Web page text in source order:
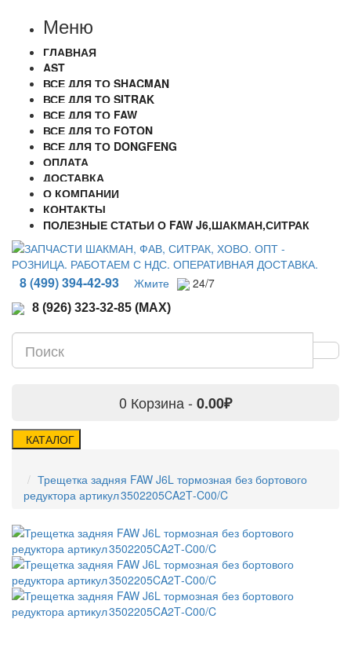
Меню
ГЛАВНАЯ
AST
ВСЕ ДЛЯ ТО SHACMAN
ВСЕ ДЛЯ ТО SITRAK
ВСЕ ДЛЯ ТО FAW
ВСЕ ДЛЯ ТО FOTON
ВСЕ ДЛЯ ТО DONGFENG
ОПЛАТА
ДОСТАВКА
О КОМПАНИИ
КОНТАКТЫ
ПОЛЕЗНЫЕ СТАТЬИ О FAW J6,ШАКМАН,СИТРАК
8 (499) 394-42-93 Жмите 24/7
8 (926) 323-32-85 (MAX)
0 Корзина - 0.00₽
КАТАЛОГ
Трещетка задняя FAW J6L тормозная без бортового
редуктора артикул 3502205CA2T‑C00/C